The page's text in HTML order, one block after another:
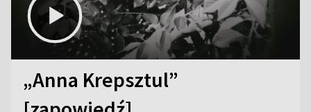
„Anna Krepsztul”